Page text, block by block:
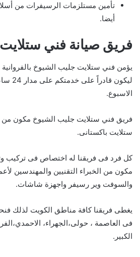
تأمين مستلزمات الرسيفرات من
أيضا.
فريق صيانة فني ستلايت
يؤمن فني ستلايت جليب الشيوخ
الاسبوع.
فريق فني ستلايت جليب الشيوخ مكون
ستلايت باكستانى.
كل فرد فى فريقنا له اختصاص فى تركيب
مكون من الخبراء التقنيين والمهندسين
والسوفت وير رسيفر واجهزة شاشات.
يغطى فريقنا كافة مناطق الكويت لذلك
فى العاصمة ، حولى،الجهراء،
الكبير.